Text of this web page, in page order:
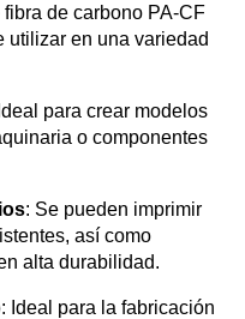
de carbono PA-CF
utilizar en una variedad
para crear modelos
o componentes
: Se pueden imprimir
así como
alta durabilidad.
: Ideal para la fabricación